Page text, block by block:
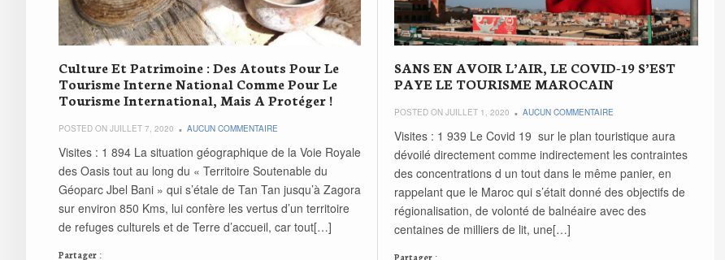
Culture Et Patrimoine : Des Atouts Pour Le
Tourisme Interne National Comme Pour Le
Tourisme International, Mais A Protéger !
POSTED ON JUILLET 7, 2020 AUCUN COMMENTAIRE
Visites : 1 894 La situation géographique de la Voie Royale
des Oasis tout au long du « Territoire Soutenable du
Géoparc Jbel Bani » qui s’étale de Tan Tan jusqu’à Zagora
sur environ 850 Kms, lui confère les vertus d’un territoire
de refuges culturels et de Terre d’accueil, car tout[…]
Partager :
SANS EN AVOIR L’AIR, LE COVID-19 S’EST
PAYE LE TOURISME MAROCAIN
POSTED ON JUILLET 1, 2020 AUCUN COMMENTAIRE
Visites : 1 939 Le Covid 19 sur le plan touristique aura
dévoilé directement comme indirectement les contraintes
des concentrations d un tout dans le même panier, en
rappelant que le Maroc qui s’était donné des objectifs de
régionalisation, de volonté de balnéaire avec des
centaines de milliers de lit, une[…]
Partager :